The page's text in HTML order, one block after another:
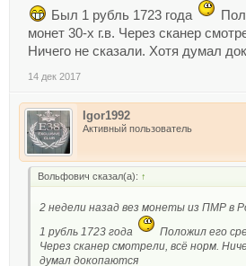
Был 1 рубль 1723 года
монет 30-х г.в. Через сканер
Ничего не сказали. Хотя думал
14 дек 2017
Igor1992
Активный пользователь
Вольфович сказал(а): ↑
2 недели назад вез монеты из ПМР в
1 рубль 1723 года
Положил его
Через сканер смотрели, всё норм.
думал докопаются